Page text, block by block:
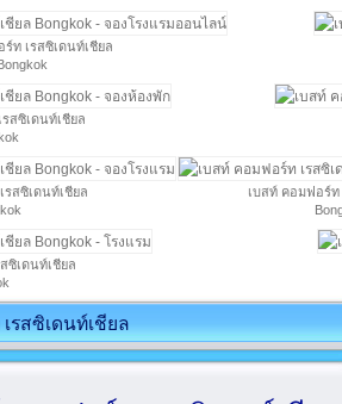
ท เรสซิเดนท์เชียล
สซิเดนท์เชียล
รสซิเดนท์เชียล
เบสท์ คอมฟอร์ท
ซิเดนท์เชียล
รสซิเดนท์เชียล